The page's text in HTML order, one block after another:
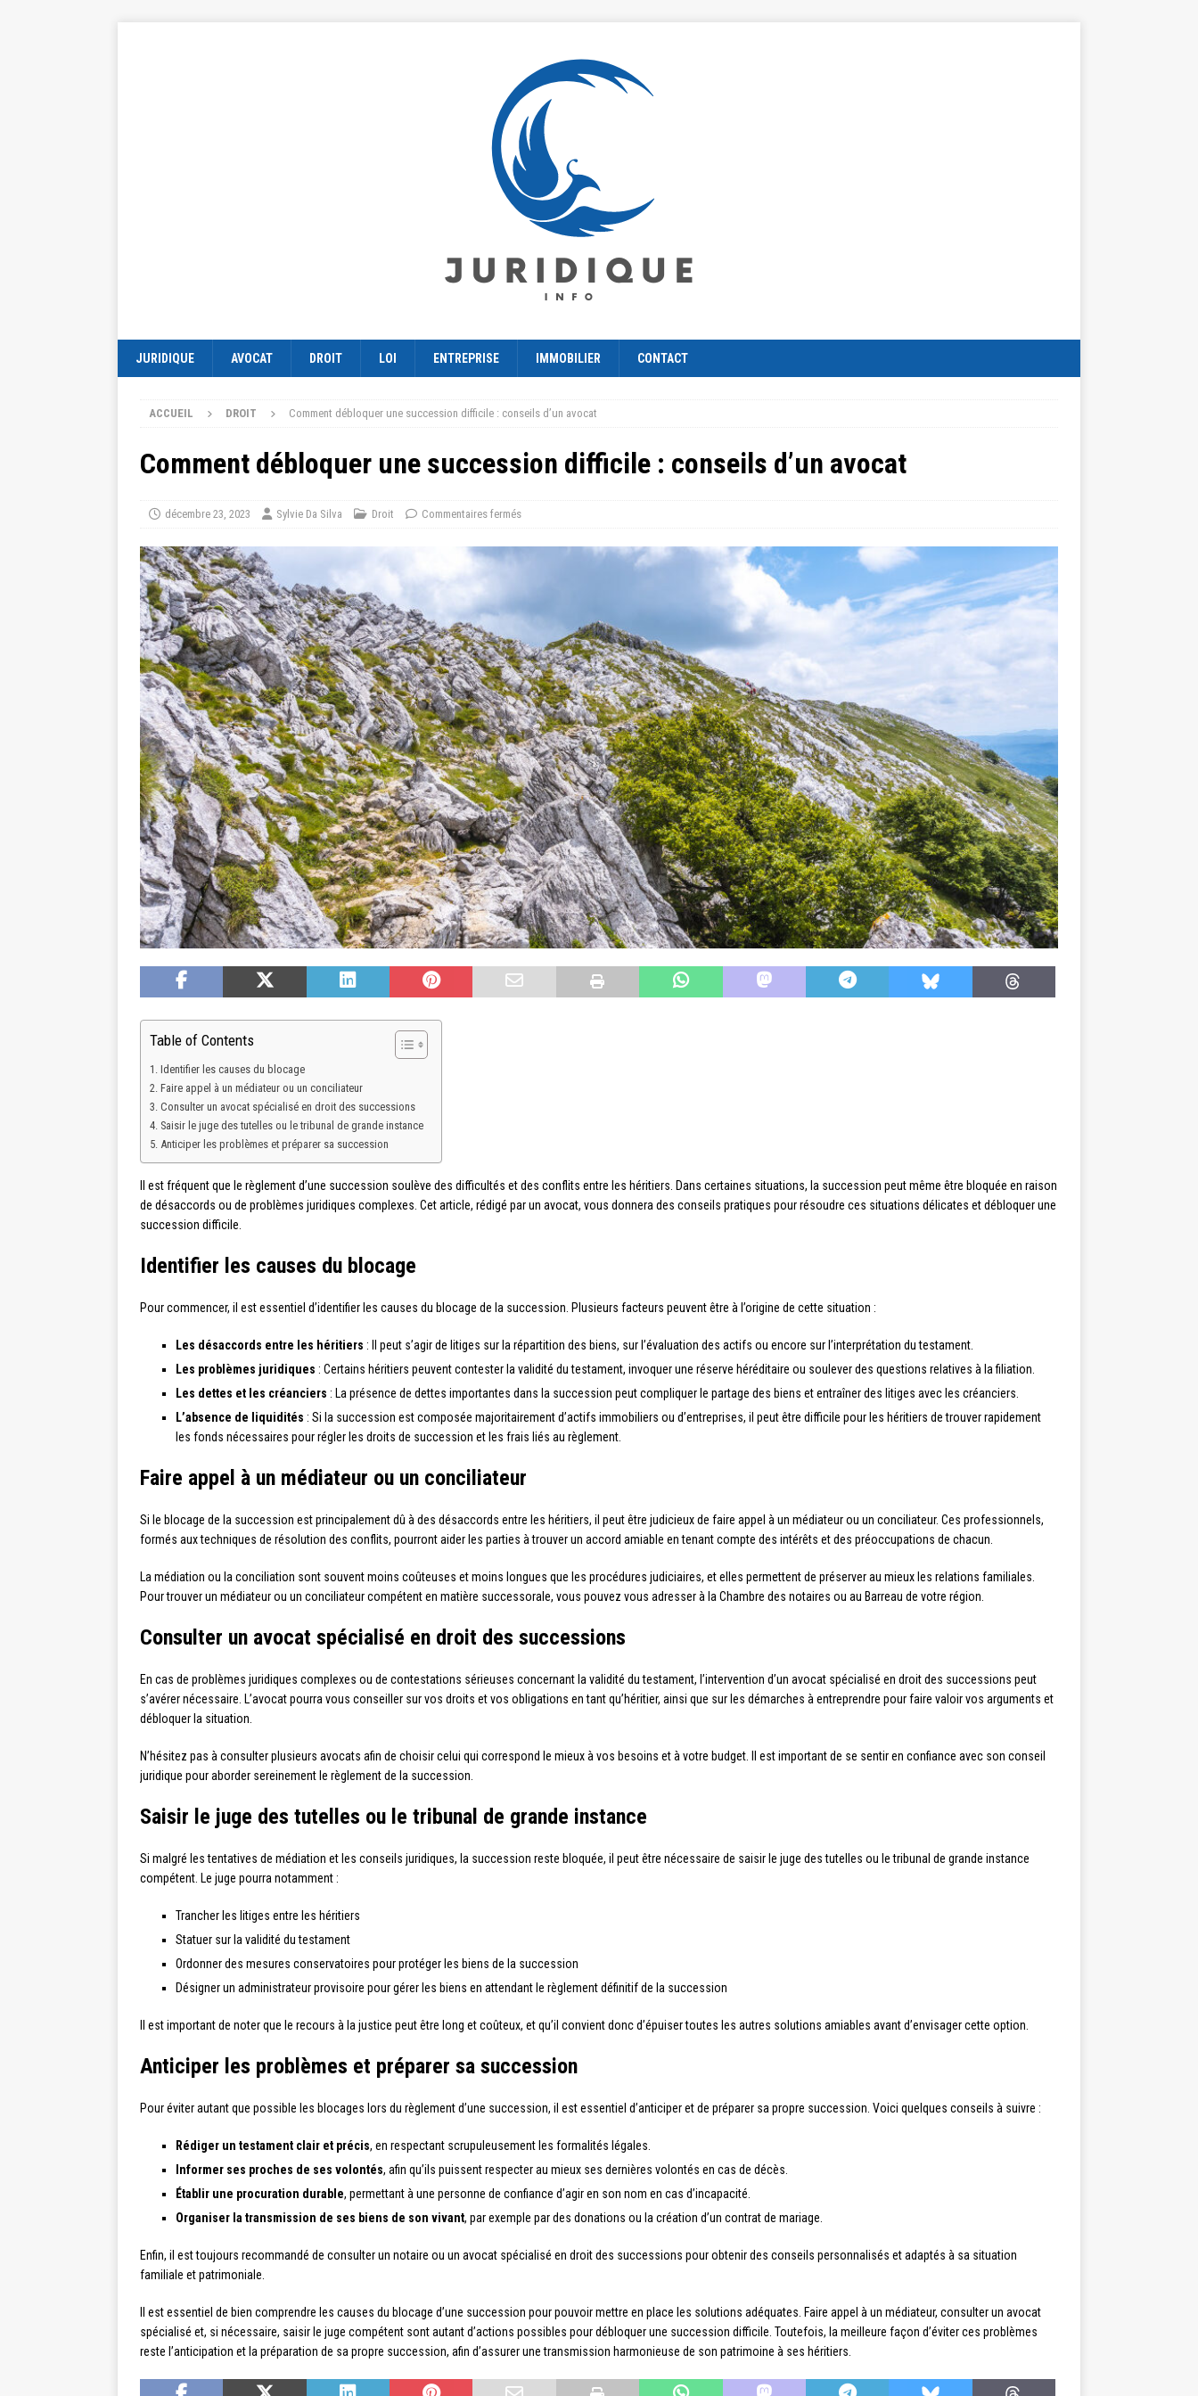
JURIDIQUE AVOCAT DROIT LOI ENTREPRISE IMMOBILIER CONTACT
ACCUEIL DROIT Comment débloquer une succession difficile : conseils d’un avocat
Comment débloquer une succession difficile : conseils d’un avocat
décembre 23, 2023 Sylvie Da Silva Droit Commentaires fermés
Table of Contents
Identifier les causes du blocage
Faire appel à un médiateur ou un conciliateur
Consulter un avocat spécialisé en droit des successions
Saisir le juge des tutelles ou le tribunal de grande instance
Anticiper les problèmes et préparer sa succession
Il est fréquent que le règlement d’une succession soulève des difficultés et des conflits entre les héritiers. Dans certaines situations, la succession peut même être bloquée en raison
de désaccords ou de problèmes juridiques complexes. Cet article, rédigé par un avocat, vous donnera des conseils pratiques pour résoudre ces situations délicates et débloquer une
succession difficile.
Identifier les causes du blocage
Pour commencer, il est essentiel d’identifier les causes du blocage de la succession. Plusieurs facteurs peuvent être à l’origine de cette situation :
Les désaccords entre les héritiers : Il peut s’agir de litiges sur la répartition des biens, sur l’évaluation des actifs ou encore sur l’interprétation du testament.
Les problèmes juridiques : Certains héritiers peuvent contester la validité du testament, invoquer une réserve héréditaire ou soulever des questions relatives à la filiation.
Les dettes et les créanciers : La présence de dettes importantes dans la succession peut compliquer le partage des biens et entraîner des litiges avec les créanciers.
L’absence de liquidités : Si la succession est composée majoritairement d’actifs immobiliers ou d’entreprises, il peut être difficile pour les héritiers de trouver rapidement
les fonds nécessaires pour régler les droits de succession et les frais liés au règlement.
Faire appel à un médiateur ou un conciliateur
Si le blocage de la succession est principalement dû à des désaccords entre les héritiers, il peut être judicieux de faire appel à un médiateur ou un conciliateur. Ces professionnels,
formés aux techniques de résolution des conflits, pourront aider les parties à trouver un accord amiable en tenant compte des intérêts et des préoccupations de chacun.
La médiation ou la conciliation sont souvent moins coûteuses et moins longues que les procédures judiciaires, et elles permettent de préserver au mieux les relations familiales.
Pour trouver un médiateur ou un conciliateur compétent en matière successorale, vous pouvez vous adresser à la Chambre des notaires ou au Barreau de votre région.
Consulter un avocat spécialisé en droit des successions
En cas de problèmes juridiques complexes ou de contestations sérieuses concernant la validité du testament, l’intervention d’un avocat spécialisé en droit des successions peut
s’avérer nécessaire. L’avocat pourra vous conseiller sur vos droits et vos obligations en tant qu’héritier, ainsi que sur les démarches à entreprendre pour faire valoir vos arguments et
débloquer la situation.
N’hésitez pas à consulter plusieurs avocats afin de choisir celui qui correspond le mieux à vos besoins et à votre budget. Il est important de se sentir en confiance avec son conseil
juridique pour aborder sereinement le règlement de la succession.
Saisir le juge des tutelles ou le tribunal de grande instance
Si malgré les tentatives de médiation et les conseils juridiques, la succession reste bloquée, il peut être nécessaire de saisir le juge des tutelles ou le tribunal de grande instance
compétent. Le juge pourra notamment :
Trancher les litiges entre les héritiers
Statuer sur la validité du testament
Ordonner des mesures conservatoires pour protéger les biens de la succession
Désigner un administrateur provisoire pour gérer les biens en attendant le règlement définitif de la succession
Il est important de noter que le recours à la justice peut être long et coûteux, et qu’il convient donc d’épuiser toutes les autres solutions amiables avant d’envisager cette option.
Anticiper les problèmes et préparer sa succession
Pour éviter autant que possible les blocages lors du règlement d’une succession, il est essentiel d’anticiper et de préparer sa propre succession. Voici quelques conseils à suivre :
Rédiger un testament clair et précis, en respectant scrupuleusement les formalités légales.
Informer ses proches de ses volontés, afin qu’ils puissent respecter au mieux ses dernières volontés en cas de décès.
Établir une procuration durable, permettant à une personne de confiance d’agir en son nom en cas d’incapacité.
Organiser la transmission de ses biens de son vivant, par exemple par des donations ou la création d’un contrat de mariage.
Enfin, il est toujours recommandé de consulter un notaire ou un avocat spécialisé en droit des successions pour obtenir des conseils personnalisés et adaptés à sa situation
familiale et patrimoniale.
Il est essentiel de bien comprendre les causes du blocage d’une succession pour pouvoir mettre en place les solutions adéquates. Faire appel à un médiateur, consulter un avocat
spécialisé et, si nécessaire, saisir le juge compétent sont autant d’actions possibles pour débloquer une succession difficile. Toutefois, la meilleure façon d’éviter ces problèmes
reste l’anticipation et la préparation de sa propre succession, afin d’assurer une transmission harmonieuse de son patrimoine à ses héritiers.